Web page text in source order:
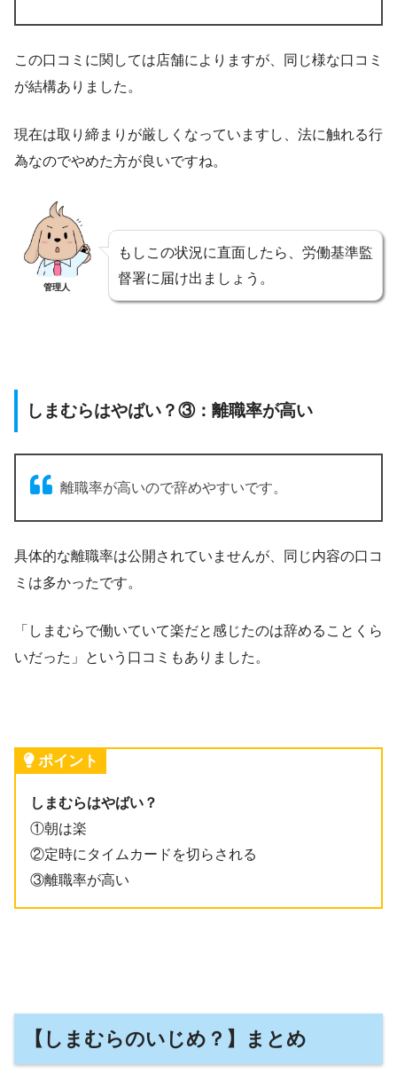
この口コミに関しては店舗によりますが、同じ様な口コミ
が結構ありました。
現在は取り締まりが厳しくなっていますし、法に触れる行
為なのでやめた方が良いですね。
管理人
もしこの状況に直面したら、労働基準監
督署に届け出ましょう。
しまむらはやばい？③：離職率が高い
離職率が高いので辞めやすいです。
具体的な離職率は公開されていませんが、同じ内容の口コ
ミは多かったです。
「しまむらで働いていて楽だと感じたのは辞めることくら
いだった」という口コミもありました。
ポイント
しまむらはやばい？
①朝は楽
②定時にタイムカードを切らされる
③離職率が高い
【しまむらのいじめ？】まとめ